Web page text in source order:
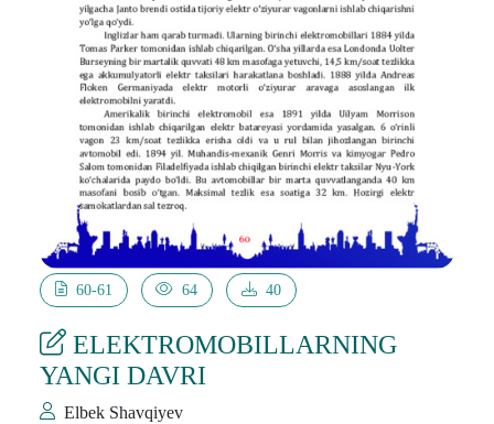
60-61 64 40
ELEKTROMOBILLARNING
YANGI DAVRI
Elbek Shavqiyev